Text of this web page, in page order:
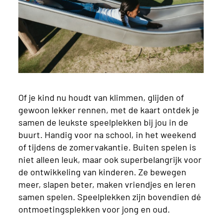
Of je kind nu houdt van klimmen, glijden of
gewoon lekker rennen, met de kaart ontdek je
samen de leukste speelplekken bij jou in de
buurt. Handig voor na school, in het weekend
of tijdens de zomervakantie. Buiten spelen is
niet alleen leuk, maar ook superbelangrijk voor
de ontwikkeling van kinderen. Ze bewegen
meer, slapen beter, maken vriendjes en leren
samen spelen. Speelplekken zijn bovendien dé
ontmoetingsplekken voor jong en oud.